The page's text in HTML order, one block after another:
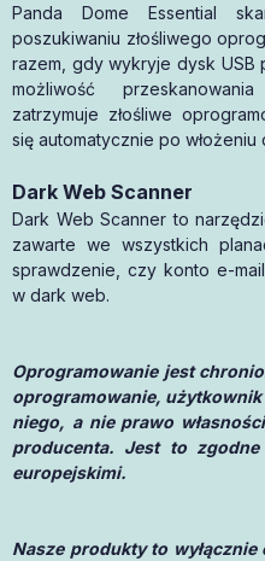
Panda Dome Essential
poszukiwaniu złośliwego
razem, gdy wykryje dysk USB
możliwość
zatrzymuje złośliwe
się automatycznie po włożeniu
Dark Web Scanner
Dark Web Scanner to
zawarte we wszystkich
sprawdzenie, czy konto e-
w dark web.
Oprogramowanie jest
oprogramowanie,
niego, a nie prawo
producenta. Jest to
europejskimi.
Nasze produkty to